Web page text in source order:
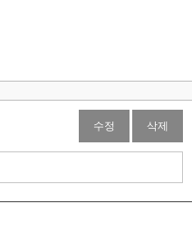
수정 삭제